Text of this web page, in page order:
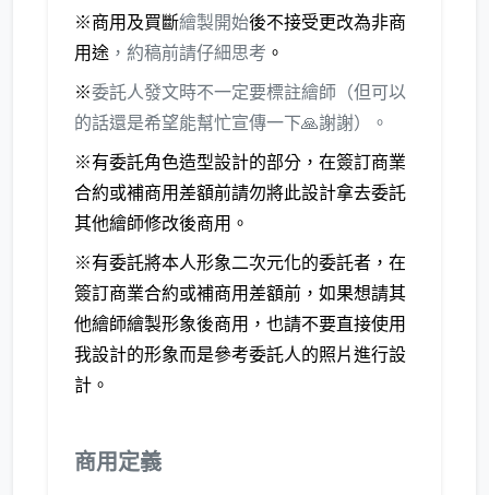
※商用及買斷繪製開始後不接受更改為非商
用途 ，約稿前請仔細思考 。
※委託人發文時不一定要標註繪師（但可以
的話還是希望能幫忙宣傳一下🙏謝謝）。
※有委託角色造型設計的部分，在簽訂商業
合約或補商用差額前請勿將此設計拿去委託
其他繪師修改後商用。
​※有委託將本人形象二次元化的委託者，在
簽訂商業合約或補商用差額前，如果想請其
他繪師繪製形象後商用，也請不要直接使用
我設計的形象而是參考委託人的照片進行設
計。
商用定義